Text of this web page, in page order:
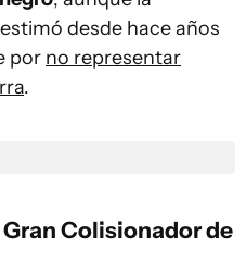
desde hace años
por no representar
.
Colisionador de